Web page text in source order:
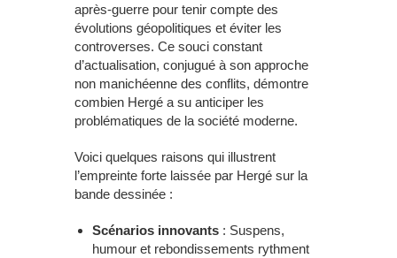
après-guerre pour tenir compte des
évolutions géopolitiques et éviter les
controverses. Ce souci constant
d’actualisation, conjugué à son approche
non manichéenne des conflits, démontre
combien Hergé a su anticiper les
problématiques de la société moderne.
Voici quelques raisons qui illustrent
l’empreinte forte laissée par Hergé sur la
bande dessinée :
Scénarios innovants : Suspens,
humour et rebondissements rythment